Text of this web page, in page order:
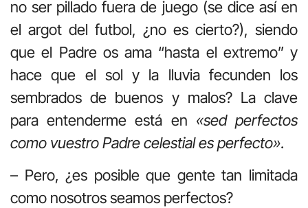
no ser pillado fuera de juego (se dice así en
el argot del futbol, ¿no es cierto?), siendo
que el Padre os ama “hasta el extremo” y
hace que el sol y la lluvia fecunden los
sembrados de buenos y malos? La clave
para entenderme está en «sed perfectos
como vuestro Padre celestial es perfecto».
– Pero, ¿es posible que gente tan limitada
como nosotros seamos perfectos?